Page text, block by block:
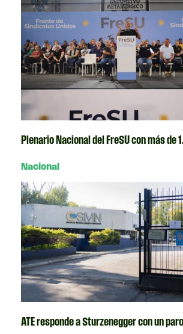
Plenario Nacional del FreSU con más de
Nacional
ATE responde a Sturzenegger con un